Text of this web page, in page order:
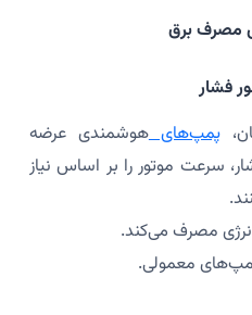
پمپ‌هایهوشمندی عرضه
سرعت موتور را بر اساس نیاز
مصرف می‌کند.